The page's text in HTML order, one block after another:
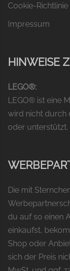
Cookie-Richtlinie
Impressum
HINWEISE
LEGO®:
LEGO® ist eine
wird nicht durch
oder unterstützt.
Die mit
du auf so einen
einkaufst,
Shop oder
sich der Preis